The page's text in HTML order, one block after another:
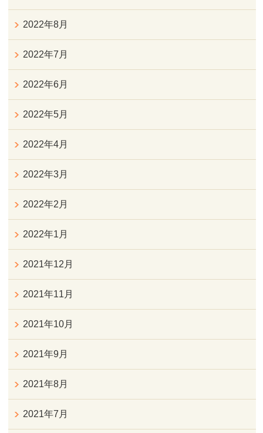
2022年8月
2022年7月
2022年6月
2022年5月
2022年4月
2022年3月
2022年2月
2022年1月
2021年12月
2021年11月
2021年10月
2021年9月
2021年8月
2021年7月